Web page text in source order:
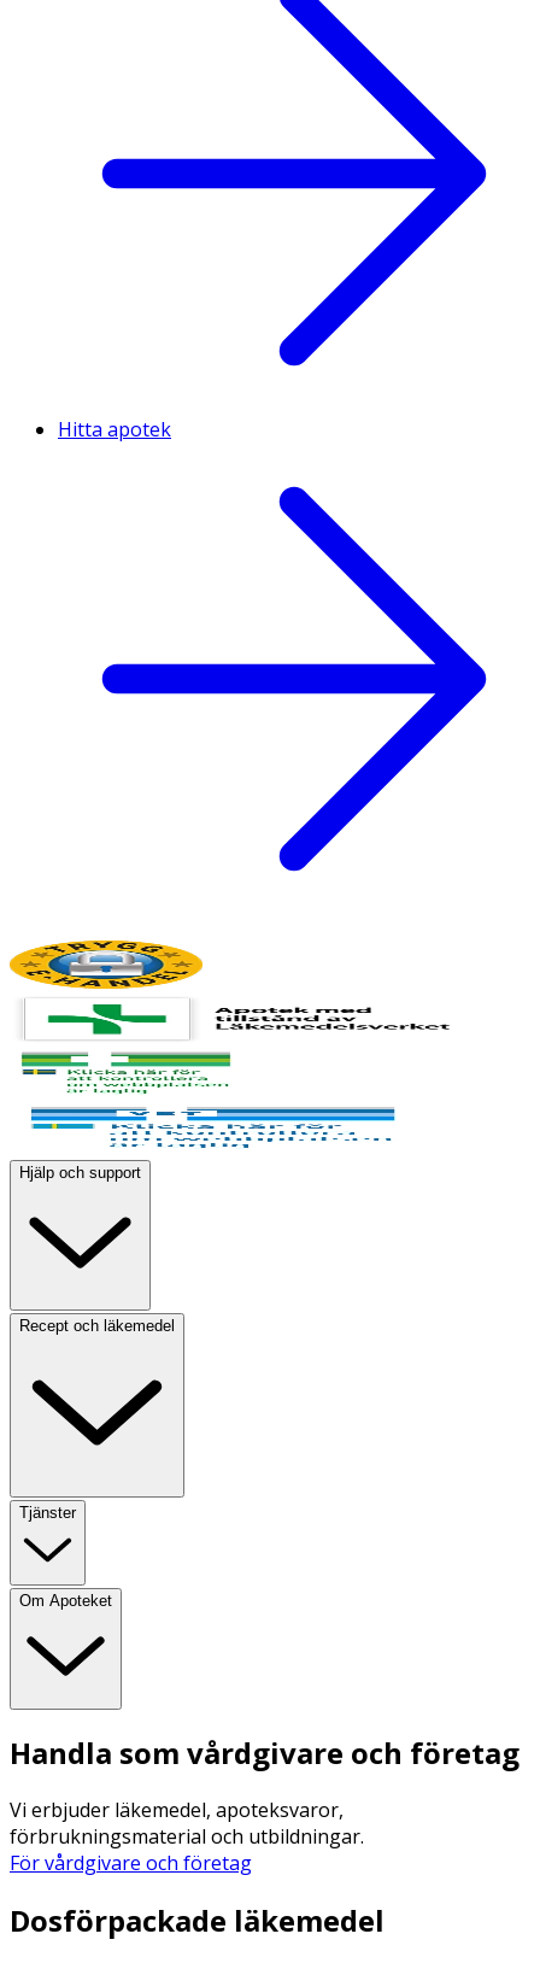
Hitta apotek
Hjälp och support
Recept och läkemedel
Tjänster
Om Apoteket
Handla som vårdgivare och företag
Vi erbjuder läkemedel, apoteksvaror,
förbrukningsmaterial och utbildningar.
För vårdgivare och företag
Dosförpackade läkemedel